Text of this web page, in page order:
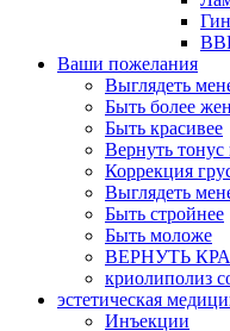
Ваши пожелания
Выглядеть
Быть более
Быть красивее
Вернуть тонус
Коррекция
Выглядеть
Быть стройнее
Быть моложе
ВЕРНУТЬ
криолиполиз
эстетическая
Инъекции